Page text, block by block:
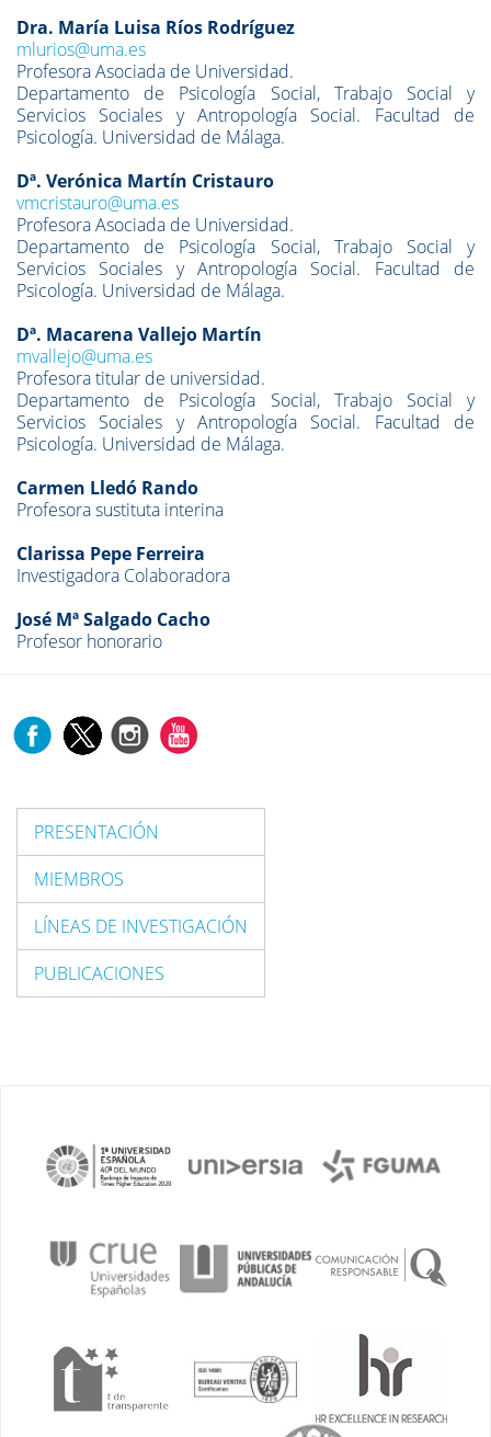
Dra. María Luisa Ríos Rodríguez
mlurios@uma.es
Profesora Asociada de Universidad.
Departamento de Psicología Social, Trabajo Social y
Servicios Sociales y Antropología Social. Facultad de
Psicología. Universidad de Málaga.
Dª. Verónica Martín Cristauro
vmcristauro@uma.es
Profesora Asociada de Universidad.
Departamento de Psicología Social, Trabajo Social y
Servicios Sociales y Antropología Social. Facultad de
Psicología. Universidad de Málaga.
Dª. Macarena Vallejo Martín
mvallejo@uma.es
Profesora titular de universidad.
Departamento de Psicología Social, Trabajo Social y
Servicios Sociales y Antropología Social. Facultad de
Psicología. Universidad de Málaga.
Carmen Lledó Rando
Profesora sustituta interina
Clarissa Pepe Ferreira
Investigadora Colaboradora
José Mª Salgado Cacho
Profesor honorario
PRESENTACIÓN
MIEMBROS
LÍNEAS DE INVESTIGACIÓN
PUBLICACIONES